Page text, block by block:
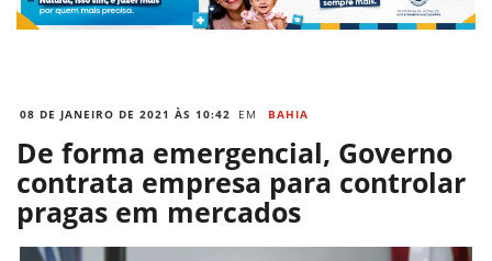
08 DE JANEIRO DE 2021 ÀS 10:42 EM BAHIA
De forma emergencial, Governo
contrata empresa para controlar
pragas em mercados